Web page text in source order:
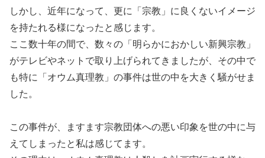
しかし、近年になって、更に「宗教」に良くないイメージ
を持たれる様になったと感じます。
ここ数十年の間で、数々の「明らかにおかしい新興宗教」
がテレビやネットで取り上げられてきましたが、その中で
も特に「オウム真理教」の事件は世の中を大きく騒がせま
した。
この事件が、ますます宗教団体への悪い印象を世の中に与
えてしまったと私は感じてます。